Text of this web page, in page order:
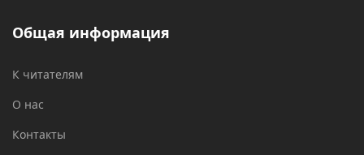
Общая информация
К читателям
О нас
Контакты